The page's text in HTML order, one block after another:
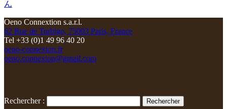
ん
Oeno Connextion s.a.r.l.
62 Rue de Turbigo, 75003 Paris, France
Tel +33 (0)1 49 96 40 20
oeno-connexion.fr
oeno.connexion@gmail.com
Rechercher :